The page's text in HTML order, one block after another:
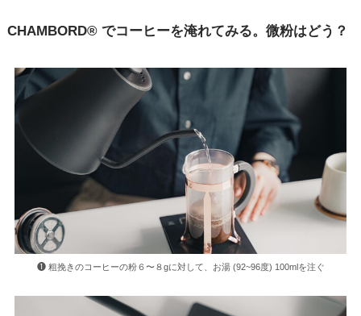
CHAMBORD® でコーヒーを淹れてみる。微粉はどう？
❶ 粗挽きのコーヒーの粉６〜８gに対して、お湯 (92~96度) 100mlを注ぐ